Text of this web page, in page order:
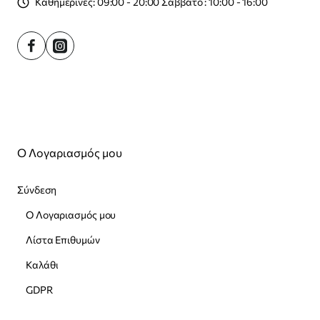
Ο Λογαριασμός μου
Σύνδεση
Ο Λογαριασμός μου
Λίστα Επιθυμών
Καλάθι
GDPR